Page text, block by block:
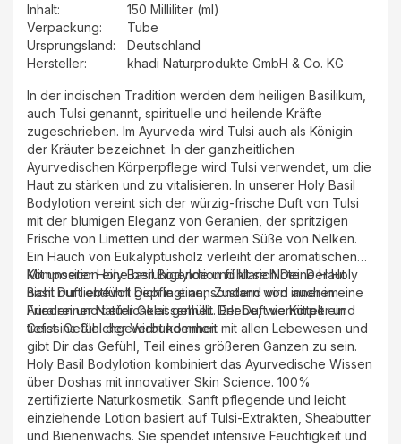
Inhalt:
150 Milliliter (ml)
Verpackung:
Tube
Ursprungsland:
Deutschland
Hersteller: khadi Naturprodukte GmbH & Co. KG
In der indischen Tradition werden dem heiligen Basilikum,
auch Tulsi genannt, spirituelle und heilende Kräfte
zugeschrieben. Im Ayurveda wird Tulsi auch als Königin
der Kräuter bezeichnet. In der ganzheitlichen
Ayurvedischen Körperpflege wird Tulsi verwendet, um die
Haut zu stärken und zu vitalisieren. In unserer Holy Basil
Bodylotion vereint sich der würzig-frische Duft von Tulsi
mit der blumigen Eleganz von Geranien, der spritzigen
Frische von Limetten und der warmen Süße von Nelken.
Ein Hauch von Eukalyptusholz verleiht der aromatischen
Komposition eine beruhigende und klare Note. Der Holy
Basil Duft entführt Dich in einen Zustand von innerem
Frieden und tiefer Gelassenheit. Erlebe, wie Körper und
Geist ins Gleichgewicht kommen.
Mit unserer Holy Basil Bodylotion fühlt sich Deine Haut
nicht nur liebevoll gepflegt an, sondern wird auch in eine
Aura reiner Natürlichkeit gehüllt. Der Duft vermittelt ein
tiefes Gefühl der Verbundenheit mit allen Lebewesen und
gibt Dir das Gefühl, Teil eines größeren Ganzen zu sein.
Holy Basil Bodylotion kombiniert das Ayurvedische Wissen
über Doshas mit innovativer Skin Science. 100%
zertifizierte Naturkosmetik. Sanft pflegende und leicht
einziehende Lotion basiert auf Tulsi-Extrakten, Sheabutter
und Bienenwachs. Sie spendet intensive Feuchtigkeit und